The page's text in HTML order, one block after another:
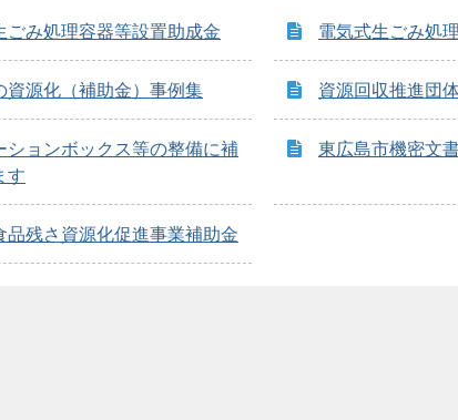
ごみ処理容器等設置助成金 電気式生ごみ処
資源化（補助金）事例集 資源回収推進団
ションボックス等の整備に補
す
東広島市機密文
品残さ資源化促進事業補助金